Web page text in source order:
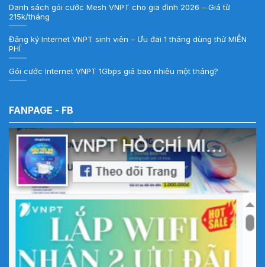
Danh sách gói cước Mesh VNPT cho gia đình 2026 – Giá từ
215k/tháng
Đăng ký Internet VNPT sinh viên – Ưu đãi 1 tháng dùng thử MIỄN
PHÍ
Gói cước Internet VNPT 1Gbps giá bao nhiêu một tháng?
FANPAGE - FB